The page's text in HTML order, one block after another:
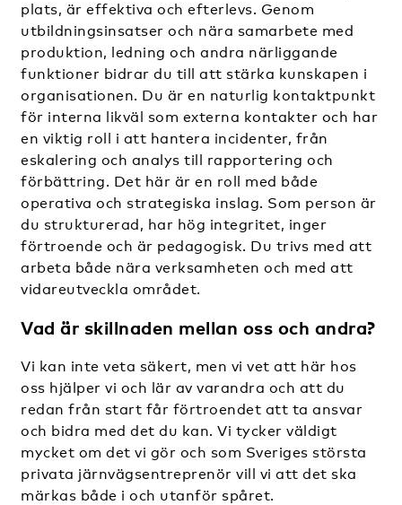
plats, är effektiva och efterlevs. Genom
utbildningsinsatser och nära samarbete med
produktion, ledning och andra närliggande
funktioner bidrar du till att stärka kunskapen i
organisationen. Du är en naturlig kontaktpunkt
för interna likväl som externa kontakter och har
en viktig roll i att hantera incidenter, från
eskalering och analys till rapportering och
förbättring. Det här är en roll med både
operativa och strategiska inslag. Som person är
du strukturerad, har hög integritet, inger
förtroende och är pedagogisk. Du trivs med att
arbeta både nära verksamheten och med att
vidareutveckla området.
Vad är skillnaden mellan oss och andra?
Vi kan inte veta säkert, men vi vet att här hos
oss hjälper vi och lär av varandra och att du
redan från start får förtroendet att ta ansvar
och bidra med det du kan. Vi tycker väldigt
mycket om det vi gör och som Sveriges största
privata järnvägsentreprenör vill vi att det ska
märkas både i och utanför spåret.